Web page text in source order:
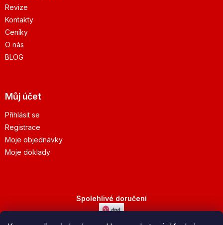
Revize
Kontakty
Ceníky
O nás
BLOG
Můj účet
Přihlásit se
Registrace
Moje objednávky
Moje doklady
Spolehlivé doručení